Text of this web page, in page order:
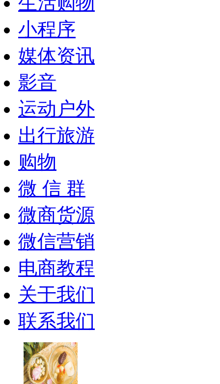
小程序
媒体资讯
影音
运动户外
出行旅游
购物
微 信 群
微商货源
微信营销
电商教程
关于我们
联系我们